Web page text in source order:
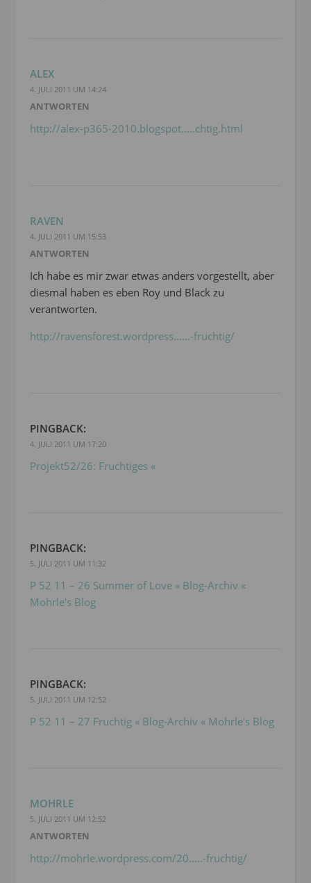
ALEX
4. JULI 2011 UM 14:24
ANTWORTEN
http://alex-p365-2010.blogspot.....chtig.html
RAVEN
4. JULI 2011 UM 15:53
ANTWORTEN
Ich habe es mir zwar etwas anders vorgestellt, aber
diesmal haben es eben Roy und Black zu
verantworten.
http://ravensforest.wordpress......-fruchtig/
PINGBACK:
4. JULI 2011 UM 17:20
Projekt52/26: Fruchtiges «
PINGBACK:
5. JULI 2011 UM 11:32
P 52 11 – 26 Summer of Love « Blog-Archiv «
Mohrle's Blog
PINGBACK:
5. JULI 2011 UM 12:52
P 52 11 – 27 Fruchtig « Blog-Archiv « Mohrle's Blog
MOHRLE
5. JULI 2011 UM 12:52
ANTWORTEN
http://mohrle.wordpress.com/20.....-fruchtig/